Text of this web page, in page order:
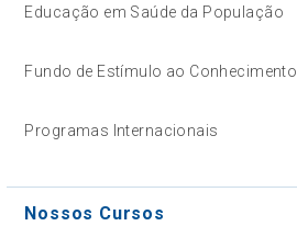
Educação em Saúde da População
Fundo de Estímulo ao Conhecimento
Programas Internacionais
Nossos Cursos